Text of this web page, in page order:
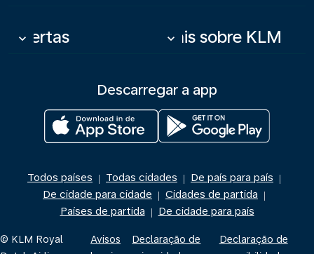
Ofertas
keyboard_arrow_down Mais sobre KLM
keyboard_arrow_down
Descarregar a app
Todos países | Todas cidades | De país para país |
De cidade para cidade | Cidades de partida |
Países de partida | De cidade para país
© KLM Royal
Avisos
Declaração de
Declaração de